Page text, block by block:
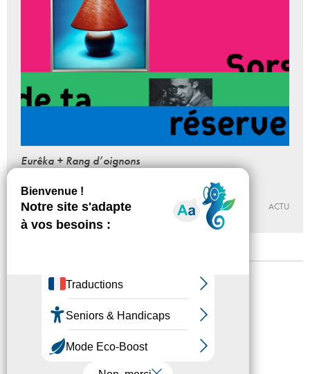
Eurêka + Rang d’oignons
Du 16 - 04 au 08 - 07 - 2023
FRAC ÎLE-DE-FRANCE – LES RÉSERVES
ACTU
Mentions légales
Accessibilité